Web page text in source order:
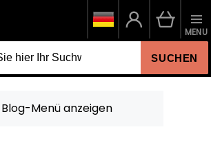
SUCHEN
MENU
Blog-Menü anzeigen